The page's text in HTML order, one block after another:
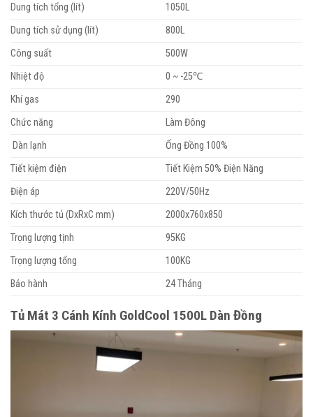
Dung tích tổng (lít)
1050L
Dung tích sử dụng (lít)
800L
Công suất
500W
Nhiệt độ
0 ~ -25℃
Khí gas
290
Chức năng
Làm Đông
Dàn lạnh
Ống Đồng 100%
Tiết kiệm điện
Tiết Kiệm 50% Điện Năng
Điện áp
220V/50Hz
Kích thước tủ (DxRxC mm)
2000x760x850
Trọng lượng tịnh
95KG
Trọng lượng tổng
100KG
Bảo hành
24 Tháng
Tủ Mát 3 Cánh Kính GoldCool 1500L Dàn Đồng